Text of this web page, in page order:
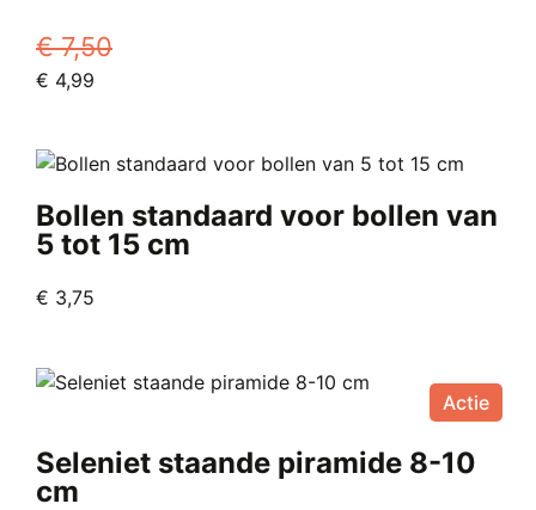
€7,50
Oorspronkelijke
€ 7,50.
€ 4,99
€ 4,99.
Bollen standaard voor bollen van
5 tot 15 cm
€ 3,75
Actie
Seleniet staande piramide 8-10
cm